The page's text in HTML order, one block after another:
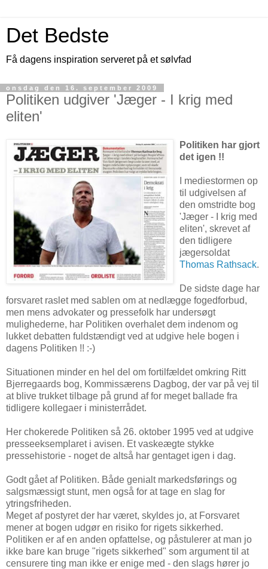
Det Bedste
Få dagens inspiration serveret på et sølvfad
onsdag den 16. september 2009
Politiken udgiver 'Jæger - I krig med
eliten'
Politiken har gjort
det igen !!
I mediestormen op
til udgivelsen af
den omstridte bog
'Jæger - I krig med
eliten', skrevet af
den tidligere
jægersoldat
Thomas Rathsack.
De sidste dage har
forsvaret raslet med sablen om at nedlægge fogedforbud,
men mens advokater og pressefolk har undersøgt
mulighederne, har Politiken overhalet dem indenom og
lukket debatten fuldstændigt ved at udgive hele bogen i
dagens Politiken !! :-)
Situationen minder en hel del om fortilfældet omkring Ritt
Bjerregaards bog, Kommissærens Dagbog, der var på vej til
at blive trukket tilbage på grund af for meget ballade fra
tidligere kollegaer i ministerrådet.
Her chokerede Politiken så 26. oktober 1995 ved at udgive
presseeksemplaret i avisen. Et vaskeægte stykke
pressehistorie - noget de altså har gentaget igen i dag.
Godt gået af Politiken. Både genialt markedsførings og
salgsmæssigt stunt, men også for at tage en slag for
ytringsfriheden.
Meget af postyret der har været, skyldes jo, at Forsvaret
mener at bogen udgør en risiko for rigets sikkerhed.
Politiken er af en anden opfattelse, og påstulerer at man jo
ikke bare kan bruge "rigets sikkerhed" som argument til at
censurere ting man ikke er enige med - den slags hører jo